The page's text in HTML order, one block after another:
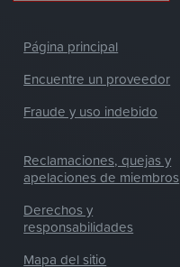
Página principal
Encuentre un proveedor
Fraude y uso indebido
Reclamaciones, quejas y
apelaciones de miembros
Derechos y
responsabilidades
Mapa del sitio